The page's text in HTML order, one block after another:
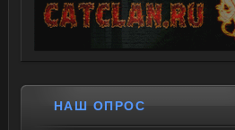
НАШ ОПРОС